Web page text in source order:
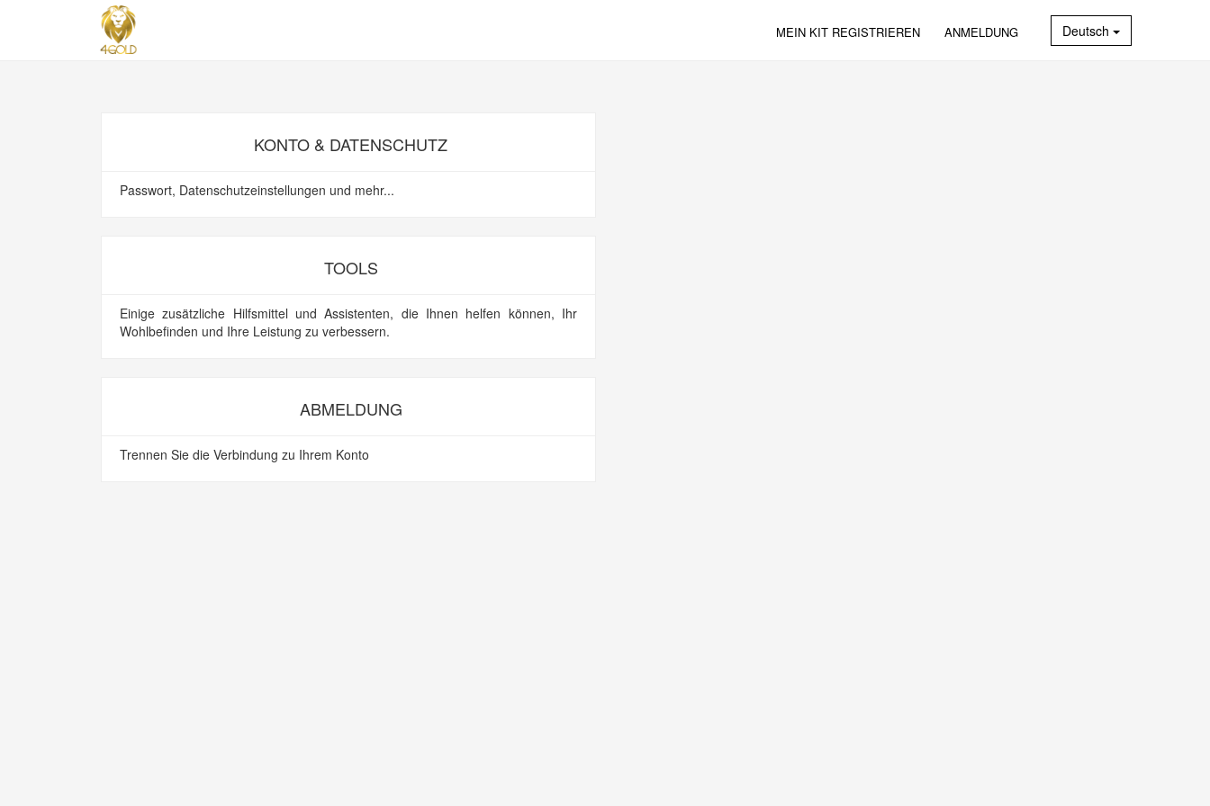
MEIN KIT REGISTRIEREN ANMELDUNG Deutsch
KONTO & DATENSCHUTZ
Passwort, Datenschutzeinstellungen und mehr...
TOOLS
Einige zusätzliche Hilfsmittel und Assistenten, die Ihnen helfen können, Ihr
Wohlbefinden und Ihre Leistung zu verbessern.
ABMELDUNG
Trennen Sie die Verbindung zu Ihrem Konto